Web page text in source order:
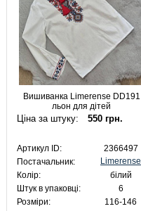
Вишиванка Limerense DD191
льон для дітей
Ціна за штуку: 550 грн.
Артикул ID:
2366497
Постачальник:
Limerense
Колір:
білий
Штук в упаковці:
6
Розміри:
116-146